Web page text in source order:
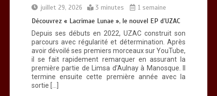
Soir 2 »
Découvrez « You Are Time », le
juillet 29, 2026
3 minutes 1 semaine
Découvrez « Lacrimae Lunae », le nouvel EP d’UZAC
Depuis ses débuts en 2022, UZAC construit son
parcours avec régularité et détermination. Après
avoir dévoilé ses premiers morceaux sur YouTube,
il se fait rapidement remarquer en assurant la
première partie de Limsa d’Aulnay à Manosque. Il
termine ensuite cette première année avec la
sortie […]